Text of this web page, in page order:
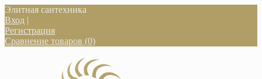
Элитная сантехника
Вход |
Регистрация
Сравнение товаров (0)